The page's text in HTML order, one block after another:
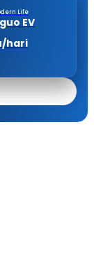
Life
EV
hari